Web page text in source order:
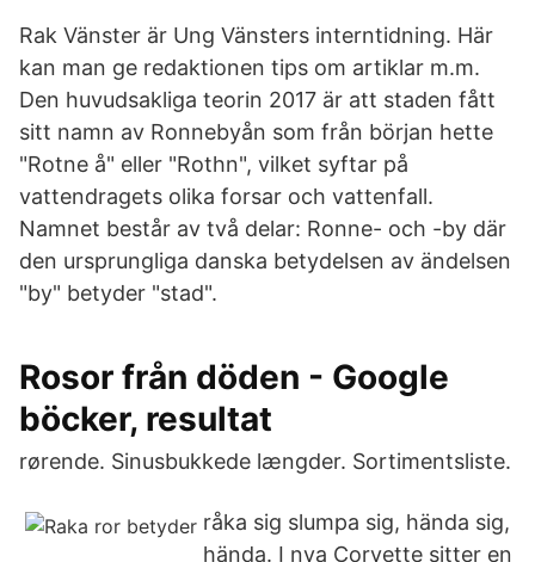
Rak Vänster är Ung Vänsters interntidning. Här
kan man ge redaktionen tips om artiklar m.m.
Den huvudsakliga teorin 2017 är att staden fått
sitt namn av Ronnebyån som från början hette
"Rotne å" eller "Rothn", vilket syftar på
vattendragets olika forsar och vattenfall.
Namnet består av två delar: Ronne- och -by där
den ursprungliga danska betydelsen av ändelsen
"by" betyder "stad".
Rosor från döden - Google
böcker, resultat
rørende. Sinusbukkede længder. Sortimentsliste.
råka sig slumpa sig, hända sig,
hända. I nya Corvette sitter en